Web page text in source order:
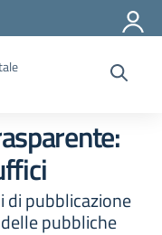
di pubblicazione
pubbliche